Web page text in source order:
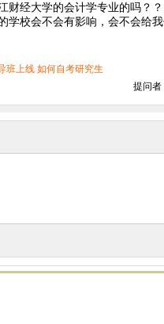
财经大学的会计学专业的吗？
学校会不会有影响，会不会给
班上线 如何自考研究生
提问